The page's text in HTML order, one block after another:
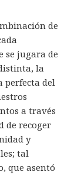
de
se jugara de
la
perfecta del
a través
de recoger
y
tal
que asentó